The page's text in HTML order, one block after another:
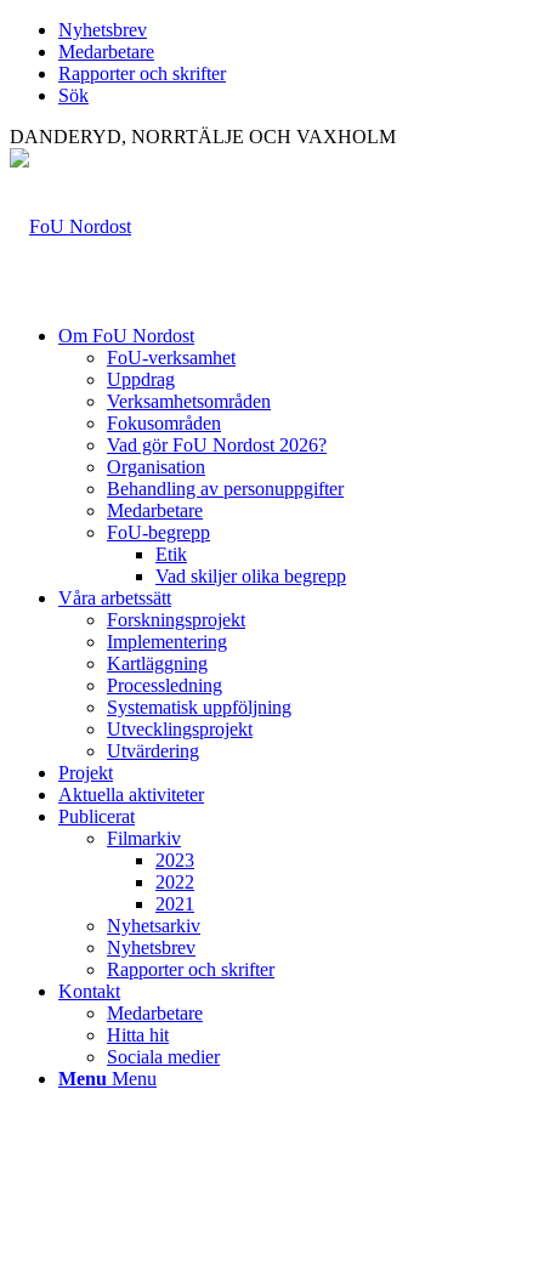
Nyhetsbrev
Medarbetare
Rapporter och skrifter
Sök
DANDERYD, NORRTÄLJE OCH VAXHOLM
Om FoU Nordost
FoU-verksamhet
Uppdrag
Verksamhetsområden
Fokusområden
Vad gör FoU Nordost 2026?
Organisation
Behandling av personuppgifter
Medarbetare
FoU-begrepp
Etik
Vad skiljer olika begrepp
Våra arbetssätt
Forskningsprojekt
Implementering
Kartläggning
Processledning
Systematisk uppföljning
Utvecklingsprojekt
Utvärdering
Projekt
Aktuella aktiviteter
Publicerat
Filmarkiv
2023
2022
2021
Nyhetsarkiv
Nyhetsbrev
Rapporter och skrifter
Kontakt
Medarbetare
Hitta hit
Sociala medier
Menu Menu